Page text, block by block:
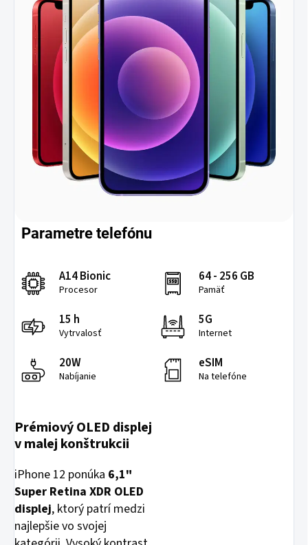
Parametre telefónu
A14 Bionic
Procesor
64 - 256 GB
Pamäť
15 h
Vytrvalosť
5G
Internet
20W
Nabíjanie
eSIM
Na telefóne
Prémiový OLED displej
v malej konštrukcii
iPhone 12 ponúka 6,1"
Super Retina XDR OLED
displej, ktorý patrí medzi
najlepšie vo svojej